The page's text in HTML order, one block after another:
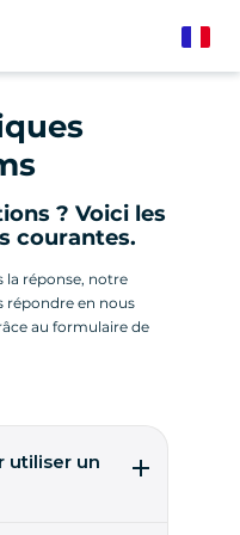
? Voici les
courantes.
la réponse, notre
répondre en nous
au formulaire de
utiliser un